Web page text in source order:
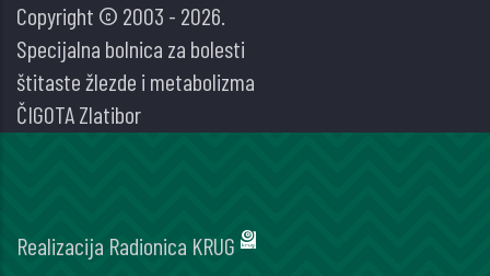
Copyright © 2003 - 2026.
Specijalna bolnica za bolesti
štitaste žlezde i metabolizma
ČIGOTA Zlatibor
Realizacija Radionica KRUG